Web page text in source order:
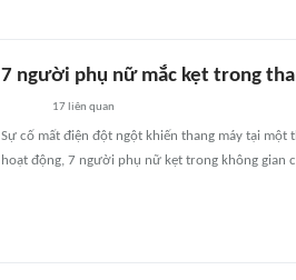
7 người phụ nữ mắc kẹt trong
17liên quan
Sự cố mất điện đột ngột khiến thang máy tại một
hoạt động, 7 người phụ nữ kẹt trong không gian